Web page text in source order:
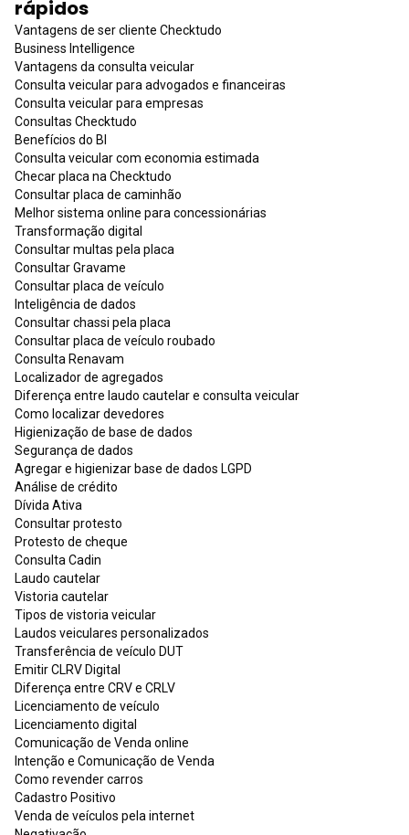
rápidos
Vantagens de ser cliente Checktudo
Business Intelligence
Vantagens da consulta veicular
Consulta veicular para advogados e financeiras
Consulta veicular para empresas
Consultas Checktudo
Benefícios do BI
Consulta veicular com economia estimada
Checar placa na Checktudo
Consultar placa de caminhão
Melhor sistema online para concessionárias
Transformação digital
Consultar multas pela placa
Consultar Gravame
Consultar placa de veículo
Inteligência de dados
Consultar chassi pela placa
Consultar placa de veículo roubado
Consulta Renavam
Localizador de agregados
Diferença entre laudo cautelar e consulta veicular
Como localizar devedores
Higienização de base de dados
Segurança de dados
Agregar e higienizar base de dados LGPD
Análise de crédito
Dívida Ativa
Consultar protesto
Protesto de cheque
Consulta Cadin
Laudo cautelar
Vistoria cautelar
Tipos de vistoria veicular
Laudos veiculares personalizados
Transferência de veículo DUT
Emitir CLRV Digital
Diferença entre CRV e CRLV
Licenciamento de veículo
Licenciamento digital
Comunicação de Venda online
Intenção e Comunicação de Venda
Como revender carros
Cadastro Positivo
Venda de veículos pela internet